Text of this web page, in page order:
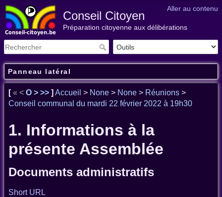
Aller au contenu
Conseil Citoyen
Préparation citoyenne aux délibérations
Panneau latéral
[« < O > >> ] Accueil > None > None > Réunions >
Conseil communal du mardi 22 février 2022 à 19h30
1. Informations à la
présente Assemblée
Documents administratifs
Short URL